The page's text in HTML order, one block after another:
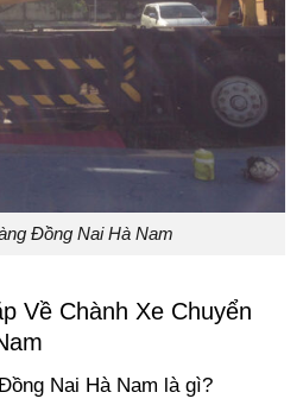
Đồng Nai Hà Nam
Về Chành Xe Chuyển
Nai Hà Nam là gì?